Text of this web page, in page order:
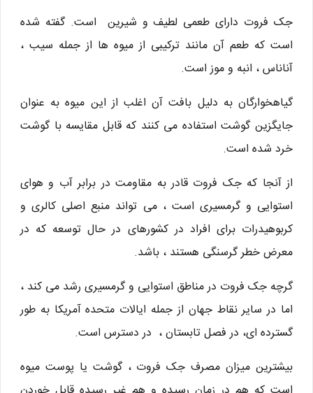
جک فروت دارای طعمی لطیف و شیرین است. گفته شده
است که طعم آن مانند ترکیبی از میوه ها از جمله سیب ،
آناناس ، انبه و موز است.
گیاهخوارگان به دلیل بافت آن اغلب از این میوه به عنوان
جایگزین گوشت استفاده می کنند که قابل مقایسه با گوشت
خرد شده است.
از آنجا که جک فروت قادر به مقاومت در برابر آب و هوای
استوایی و گرمسیری است ، می تواند منبع اصلی کالری و
کربوهیدرات برای افراد در کشورهای در حال توسعه که در
معرض خطر گرسنگی هستند ، باشد.
گرچه جک فروت در مناطق استوایی و گرمسیری رشد می کند ،
اما در سایر نقاط جهان از جمله ایالات متحده آمریکا به طور
گسترده ای، در فصل تابستان ، در دسترس است.
بیشترین میزان مصرف جک فروت ، گوشت یا پوست میوه